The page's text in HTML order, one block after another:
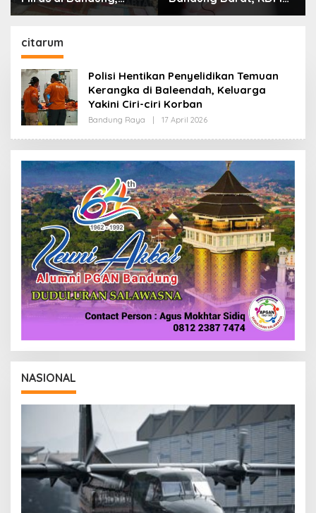
Lebih dari Enam Ribu
Minta Bupati Sanksi
citarum
Polisi Hentikan Penyelidikan Temuan
Kerangka di Baleendah, Keluarga
Yakini Ciri-ciri Korban
Bandung Raya 17 April 2026
E
H
R
D
A
I
NASIONAL